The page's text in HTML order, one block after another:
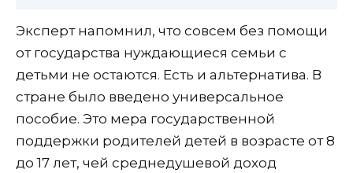
Эксперт напомнил, что совсем без помощи
от государства нуждающиеся семьи с
детьми не остаются. Есть и альтернатива. В
стране было введено универсальное
пособие. Это мера государственной
поддержки родителей детей в возрасте от 8
до 17 лет, чей среднедушевой доход